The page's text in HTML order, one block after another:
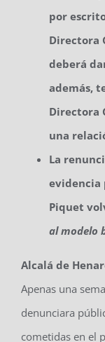
por
Directora
deberá
además,
Directora
una
La
evidencia
Piquet
al modelo
Alcalá de
Apenas una
denunciara
cometidas en el